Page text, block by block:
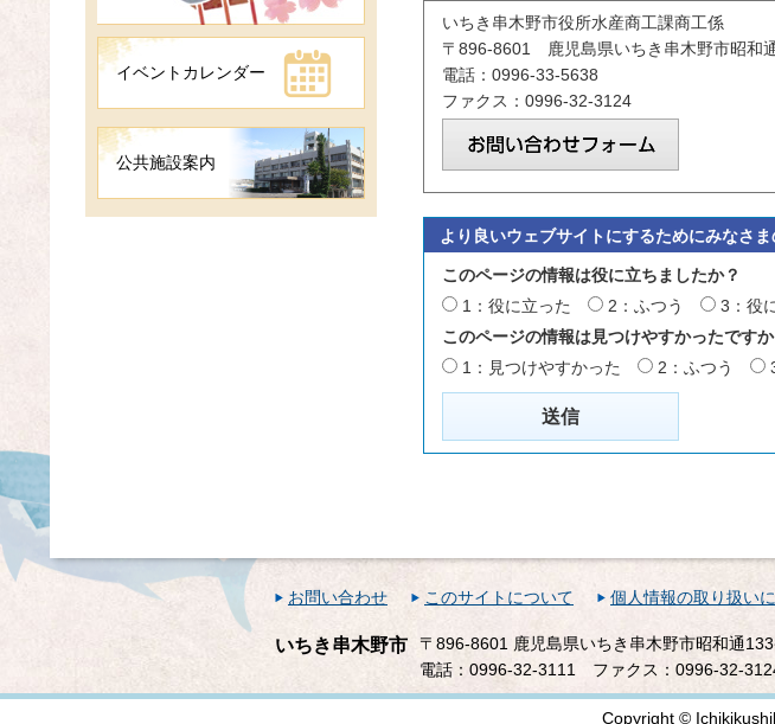
イベントカレンダー
公共施設案内
いちき串木野市役所水産商工課商工係
〒896-8601 鹿児島県いちき串木野市昭和
電話：0996-33-5638
ファクス：0996-32-3124
より良いウェブサイトにするためにみなさ
このページの情報は役に立ちましたか？
1：役に立った
2：ふつう
3：役
このページの情報は見つけやすかったですか
1：見つけやすかった
2：ふつう
お問い合わせ このサイトについて 個人情報の取り扱い
いちき串木野市
〒896-8601 鹿児島県いちき串木野市昭和通
電話：0996-32-3111
ファクス：0996-32-
Copyright ©